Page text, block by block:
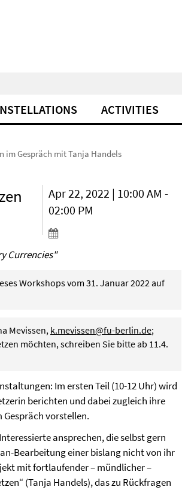
ACTIVITIES
im Gespräch mit Tanja Handels
Apr 22, 2022 | 10:00 AM -
02:00 PM
Currencies"
Workshops vom 31. Januar 2022 auf
Mevissen, k.mevissen@fu-berlin.de;
möchten, schreiben Sie bitte ab 11.4.
Im ersten Teil (10-12 Uhr) wird
berichten und dabei zugleich ihre
vorstellen.
ansprechen, die selbst gern
Bearbeitung einer bislang nicht von ihr
mit fortlaufender – mündlicher –
(Tanja Handels), das zu Rückfragen